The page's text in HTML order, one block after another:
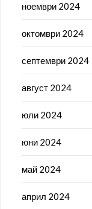
ноември 2024
октомври 2024
септември 2024
август 2024
юли 2024
юни 2024
май 2024
април 2024